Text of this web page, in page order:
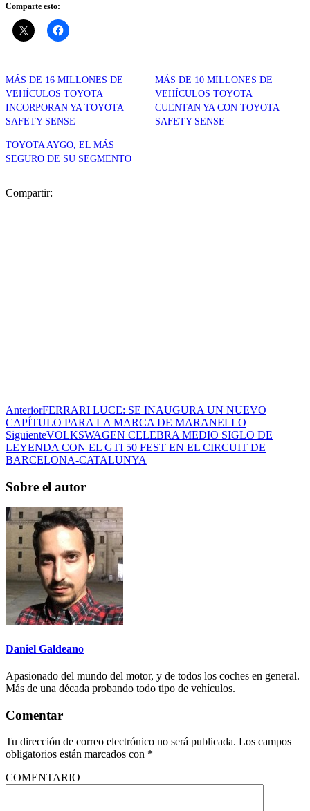
Comparte esto:
MÁS DE 16 MILLONES DE
VEHÍCULOS TOYOTA
INCORPORAN YA TOYOTA
SAFETY SENSE
MÁS DE 10 MILLONES DE
VEHÍCULOS TOYOTA
CUENTAN YA CON TOYOTA
SAFETY SENSE
TOYOTA AYGO, EL MÁS
SEGURO DE SU SEGMENTO
Compartir:
AnteriorFERRARI LUCE: SE INAUGURA UN NUEVO
CAPÍTULO PARA LA MARCA DE MARANELLO
SiguienteVOLKSWAGEN CELEBRA MEDIO SIGLO DE
LEYENDA CON EL GTI 50 FEST EN EL CIRCUIT DE
BARCELONA-CATALUNYA
Sobre el autor
Daniel Galdeano
Apasionado del mundo del motor, y de todos los coches en general.
Más de una década probando todo tipo de vehículos.
Comentar
Tu dirección de correo electrónico no será publicada. Los campos
obligatorios están marcados con *
COMENTARIO